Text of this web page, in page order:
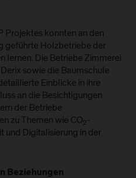
Projektes konnten an den
geführte Holzbetriebe der
lernen. Die Betriebe Zimmerei
sowie die Baumschule
Einblicke in ihre
an die Besichtigungen
der Betriebe
zu Themen wie CO2-
und Digitalisierung in der
Beziehungen